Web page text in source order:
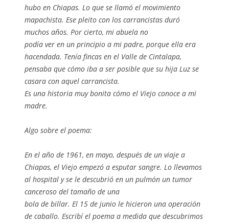
hubo en Chiapas. Lo que se llamó el movimiento
mapachista. Ese pleito con los carrancistas duró
muchos años. Por cierto, mi abuela no
podía ver en un principio a mi padre, porque ella era
hacendada. Tenía fincas en el Valle de Cintalapa,
pensaba que cómo iba a ser posible que su hija Luz se
casara con aquel carrancista.
Es una historia muy bonita cómo el Viejo conoce a mi
madre.
Algo sobre el poema:
En el año de 1961, en mayo, después de un viaje a
Chiapas, el Viejo empezó a esputar sangre. Lo llevamos
al hospital y se le descubrió en un pulmón un tumor
canceroso del tamaño de una
bola de billar. El 15 de junio le hicieron una operación
de caballo. Escribí el poema a medida que descubrimos